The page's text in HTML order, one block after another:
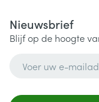
Nieuwsbrief
Blijf op de hoogte